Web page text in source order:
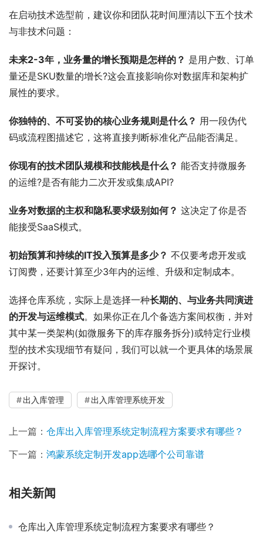
在启动技术选型前，建议你和团队花时间厘清以下五个技术
与非技术问题：
未来2-3年，业务量的增长预期是怎样的？ 是用户数、订单
量还是SKU数量的增长?这会直接影响你对数据库和架构扩
展性的要求。
你独特的、不可妥协的核心业务规则是什么？ 用一段伪代
码或流程图描述它，这将直接判断标准化产品能否满足。
你现有的技术团队规模和技能栈是什么？ 能否支持微服务
的运维?是否有能力二次开发或集成API?
业务对数据的主权和隐私要求级别如何？ 这决定了你是否
能接受SaaS模式。
初始预算和持续的IT投入预算是多少？ 不仅要考虑开发或
订阅费，还要计算至少3年内的运维、升级和定制成本。
选择仓库系统，实际上是选择一种长期的、与业务共同演进
的开发与运维模式。如果你正在几个备选方案间权衡，并对
其中某一类架构(如微服务下的库存服务拆分)或特定行业模
型的技术实现细节有疑问，我们可以就一个更具体的场景展
开探讨。
出入库管理 出入库管理系统开发
上一篇： 仓库出入库管理系统定制流程方案要求有哪些？
下一篇： 鸿蒙系统定制开发app选哪个公司靠谱
相关新闻
仓库出入库管理系统定制流程方案要求有哪些？